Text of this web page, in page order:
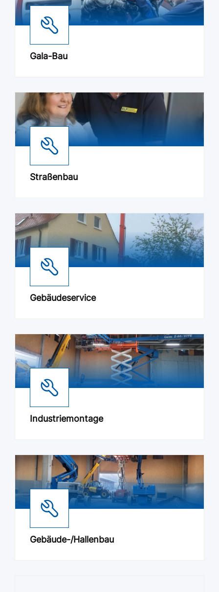
Gala-Bau
Straßenbau
Gebäudeservice
Industriemontage
Gebäude-/Hallenbau